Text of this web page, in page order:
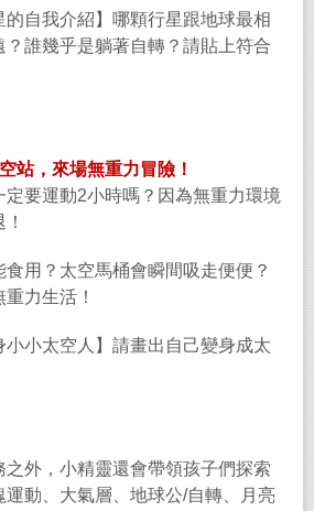
的自我介紹】哪顆行星跟地球最相
誰幾乎是躺著自轉？請貼上符合
站，來場無重力冒險！
定要運動2小時嗎？因為無重力環境
用？太空馬桶會瞬間吸走便便？
力生活！
小小太空人】請畫出自己變身成太
之外，小精靈還會帶領孩子們探索
動、大氣層、地球公/自轉、月亮